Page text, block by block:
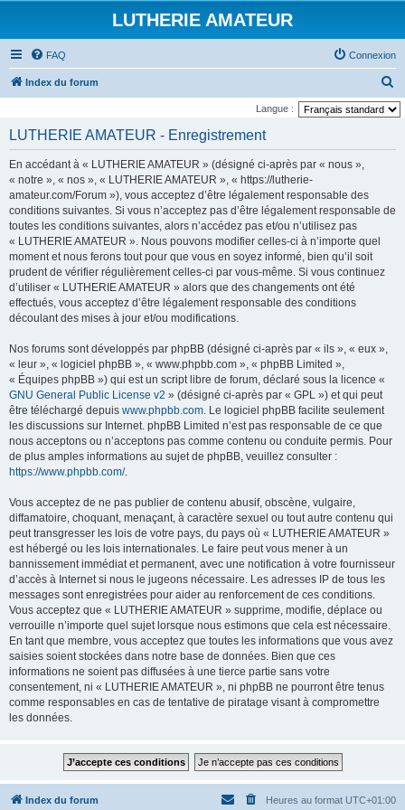
LUTHERIE AMATEUR
FAQ Connexion
Index du forum
e
Langue :
LUTHERIE AMATEUR - Enregistrement
En accédant à « LUTHERIE AMATEUR » (désigné ci-après par « nous »,
« notre », « nos », « LUTHERIE AMATEUR », « https://lutherie-
amateur.com/Forum »), vous acceptez d’être légalement responsable des
conditions suivantes. Si vous n’acceptez pas d’être légalement responsable de
toutes les conditions suivantes, alors n’accédez pas et/ou n’utilisez pas
« LUTHERIE AMATEUR ». Nous pouvons modifier celles-ci à n’importe quel
moment et nous ferons tout pour que vous en soyez informé, bien qu’il soit
prudent de vérifier régulièrement celles-ci par vous-même. Si vous continuez
d’utiliser « LUTHERIE AMATEUR » alors que des changements ont été
effectués, vous acceptez d’être légalement responsable des conditions
découlant des mises à jour et/ou modifications.
Nos forums sont développés par phpBB (désigné ci-après par « ils », « eux »,
« leur », « logiciel phpBB », « www.phpbb.com », « phpBB Limited »,
« Équipes phpBB ») qui est un script libre de forum, déclaré sous la licence «
GNU General Public License v2 » (désigné ci-après par « GPL ») et qui peut
être téléchargé depuis www.phpbb.com. Le logiciel phpBB facilite seulement
les discussions sur Internet. phpBB Limited n’est pas responsable de ce que
nous acceptons ou n’acceptons pas comme contenu ou conduite permis. Pour
de plus amples informations au sujet de phpBB, veuillez consulter :
https://www.phpbb.com/.
Vous acceptez de ne pas publier de contenu abusif, obscène, vulgaire,
diffamatoire, choquant, menaçant, à caractère sexuel ou tout autre contenu qui
peut transgresser les lois de votre pays, du pays où « LUTHERIE AMATEUR »
est hébergé ou les lois internationales. Le faire peut vous mener à un
bannissement immédiat et permanent, avec une notification à votre fournisseur
d’accès à Internet si nous le jugeons nécessaire. Les adresses IP de tous les
messages sont enregistrées pour aider au renforcement de ces conditions.
Vous acceptez que « LUTHERIE AMATEUR » supprime, modifie, déplace ou
verrouille n’importe quel sujet lorsque nous estimons que cela est nécessaire.
En tant que membre, vous acceptez que toutes les informations que vous avez
saisies soient stockées dans notre base de données. Bien que ces
informations ne soient pas diffusées à une tierce partie sans votre
consentement, ni « LUTHERIE AMATEUR », ni phpBB ne pourront être tenus
comme responsables en cas de tentative de piratage visant à compromettre
les données.
Index du forum Heures au format UTC+01:00